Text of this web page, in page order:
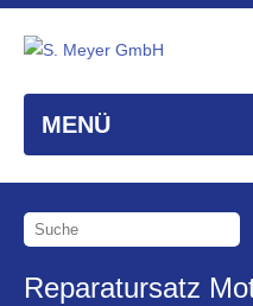
MENÜ
Reparatursatz